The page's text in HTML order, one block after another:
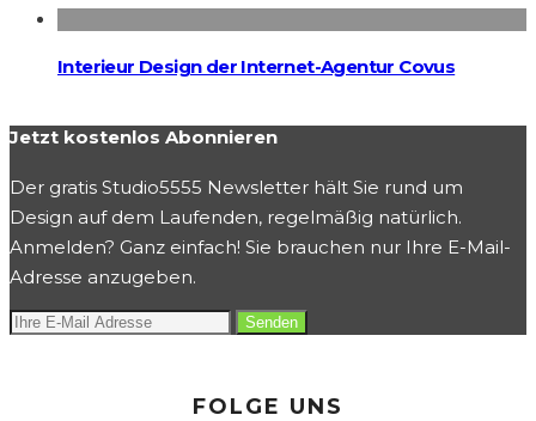
Interieur Design der Internet-Agentur Covus
Jetzt kostenlos Abonnieren
Der gratis Studio5555 Newsletter hält Sie rund um
Design auf dem Laufenden, regelmäßig natürlich.
Anmelden? Ganz einfach! Sie brauchen nur Ihre E-Mail-
Adresse anzugeben.
FOLGE UNS